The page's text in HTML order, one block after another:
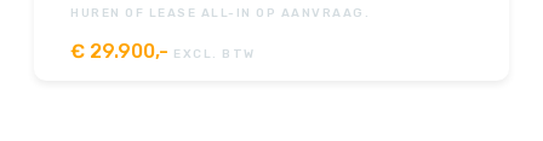
HUREN OF LEASE ALL-IN OP AANVRAAG.
€ 29.900,- EXCL. BTW